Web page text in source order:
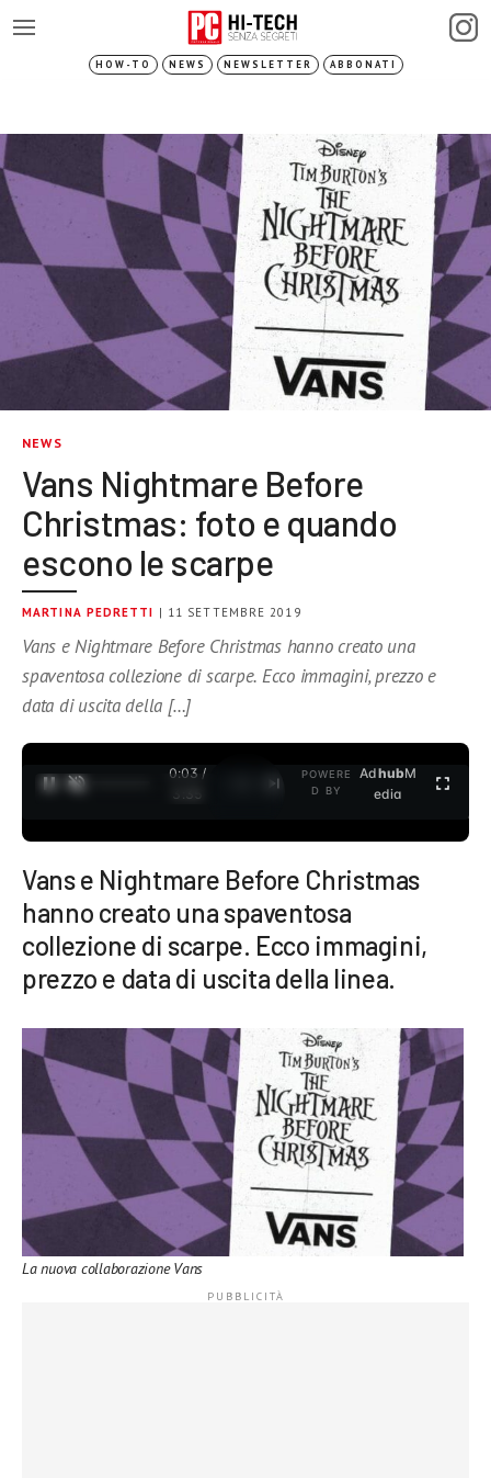
HOW-TO NEWS NEWSLETTER ABBONATI
NEWS
Vans Nightmare Before
Christmas: foto e quando
escono le scarpe
MARTINA PEDRETTI | 11 SETTEMBRE 2019
Vans e Nightmare Before Christmas hanno creato una
spaventosa collezione di scarpe. Ecco immagini, prezzo e
data di uscita della […]
0:04 /
3:35
POWERE
D BY
AdhubM
edia
Vans e Nightmare Before Christmas
hanno creato una spaventosa
collezione di scarpe. Ecco immagini,
prezzo e data di uscita della linea.
La nuova collaborazione Vans